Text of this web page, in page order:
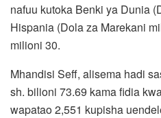
nafuu kutoka Benki ya Dunia
Hispania (Dola za Marekani
milioni 30.
Mhandisi Seff, alisema hadi
sh. bilioni 73.69 kama fidia
wapatao 2,551 kupisha